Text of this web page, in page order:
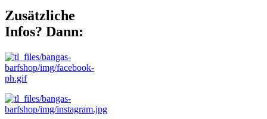
Zusätzliche
Infos? Dann: